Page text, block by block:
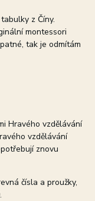
z Číny.
montessori
tak je odmítám
Hravého vzdělávání
vzdělávání
znovu
čísla a proužky,